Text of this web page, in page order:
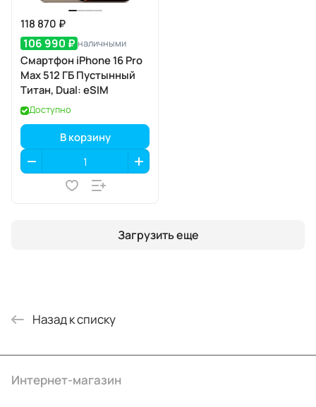
118 870 ₽
106 990 ₽ наличными
Смартфон iPhone 16 Pro
Max 512 ГБ Пустынный
Титан, Dual: eSIM
Доступно
В корзину
Загрузить еще
Назад к списку
Интернет-магазин